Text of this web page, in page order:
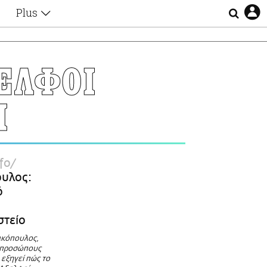
Plus
Αφιερώματα
Ζώδια
Απώλειες
Επιλογές
εξηγεί πώς το